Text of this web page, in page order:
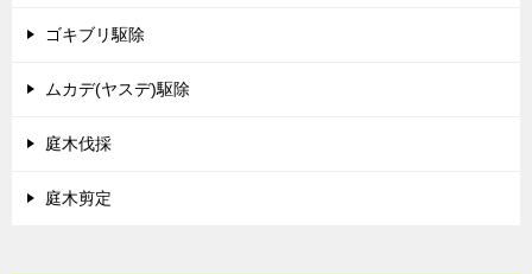
ゴキブリ駆除
ムカデ(ヤスデ)駆除
庭木伐採
庭木剪定